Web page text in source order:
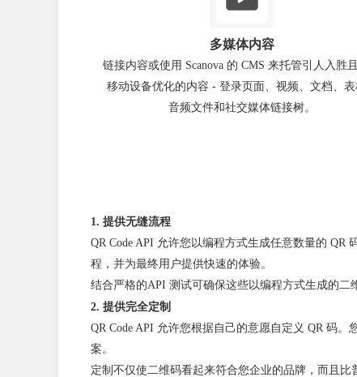
多媒体内容
链接内容或使用 Scanova 的 CMS 来托管引人入胜
移动设备优化的内容 - 登录页面、视频、文档、表
音频文件和社交媒体链接树。
1. 提供无缝流程
QR Code API 允许您以编程方式生成任意数量的
程，并为最终用户提供快速的体验。
结合严格的API 测试可确保这些以编程方式生成的二
2. 提供完全定制
QR Code API 允许您根据自己的意愿自定义 QR 码。
案。
定制不仅使二维码看起来符合您企业的品牌，而且比